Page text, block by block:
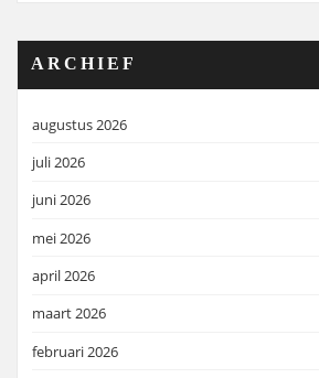
ARCHIEF
augustus 2026
juli 2026
juni 2026
mei 2026
april 2026
maart 2026
februari 2026